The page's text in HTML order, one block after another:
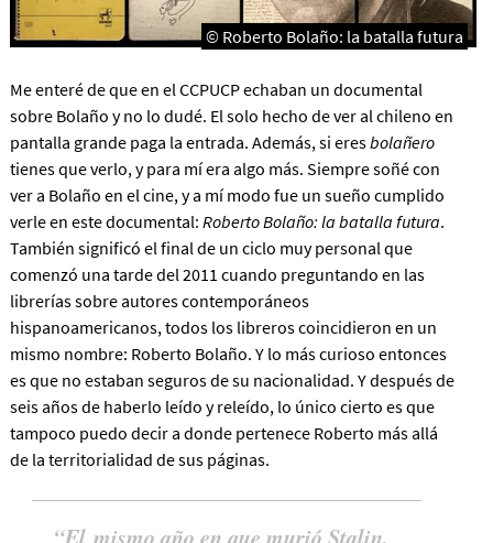
© Roberto Bolaño: la batalla futura
Me enteré de que en el CCPUCP echaban un documental
sobre Bolaño y no lo dudé. El solo hecho de ver al chileno en
pantalla grande paga la entrada. Además, si eresbolañero
tienes que verlo, y para mí era algo más. Siempre soñé con
ver a Bolaño en el cine, y a mí modo fue un sueño cumplido
verle en este documental: Roberto Bolaño: la batalla futura.
También significó el final de un ciclo muy personal que
comenzó una tarde del 2011 cuando preguntando en las
librerías sobre autores contemporáneos
hispanoamericanos, todos los libreros coincidieron en un
mismo nombre: Roberto Bolaño. Y lo más curioso entonces
es que no estaban seguros de su nacionalidad. Y después de
seis años de haberlo leído y releído, lo único cierto es que
tampoco puedo decir a donde pertenece Roberto más allá
de la territorialidad de sus páginas.
El mismo año en que murió Stalin,